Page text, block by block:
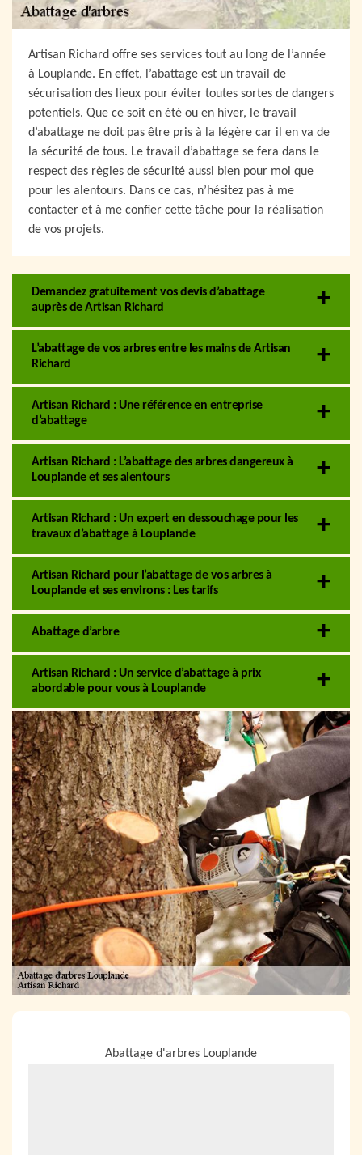
Artisan Richard offre ses services tout au long de l’année
à Louplande. En effet, l’abattage est un travail de
sécurisation des lieux pour éviter toutes sortes de dangers
potentiels. Que ce soit en été ou en hiver, le travail
d’abattage ne doit pas être pris à la légère car il en va de
la sécurité de tous. Le travail d’abattage se fera dans le
respect des règles de sécurité aussi bien pour moi que
pour les alentours. Dans ce cas, n’hésitez pas à me
contacter et à me confier cette tâche pour la réalisation
de vos projets.
Demandez gratuitement vos devis d’abattage
auprès de Artisan Richard
L’abattage de vos arbres entre les mains de Artisan
Richard
Artisan Richard : Une référence en entreprise
d’abattage
Artisan Richard : L’abattage des arbres dangereux à
Louplande et ses alentours
Artisan Richard : Un expert en dessouchage pour les
travaux d’abattage à Louplande
Artisan Richard pour l’abattage de vos arbres à
Louplande et ses environs : Les tarifs
Abattage d’arbre
Artisan Richard : Un service d’abattage à prix
abordable pour vous à Louplande
Abattage d'arbres Louplande